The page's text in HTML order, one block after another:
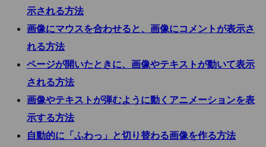
示される方法
画像にマウスを合わせると、画像にコメントが表示さ
れる方法
ページが開いたときに、画像やテキストが動いて表示
される方法
画像やテキストが弾むように動くアニメーションを表
示する方法
自動的に「ふわっ」と切り替わる画像を作る方法